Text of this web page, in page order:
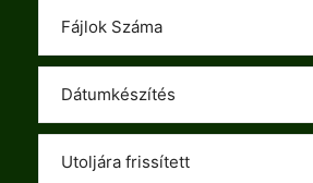
Fájlok Száma
Dátumkészítés
Utoljára frissített